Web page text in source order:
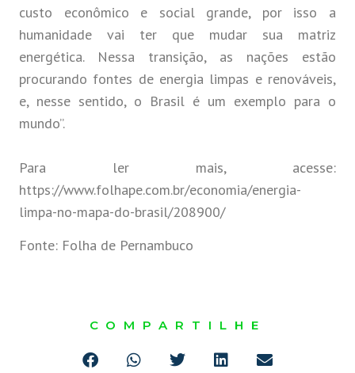
custo econômico e social grande, por isso a
humanidade vai ter que mudar sua matriz
energética. Nessa transição, as nações estão
procurando fontes de energia limpas e renováveis,
e, nesse sentido, o Brasil é um exemplo para o
mundo”.
Para ler mais, acesse:
https://www.folhape.com.br/economia/energia-
limpa-no-mapa-do-brasil/208900/
Fonte: Folha de Pernambuco
COMPARTILHE